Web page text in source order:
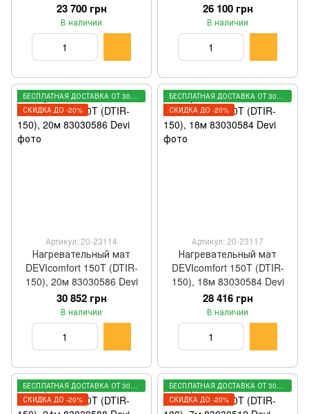
23 700 грн
В наличии
26 100 грн
В наличии
БЕСПЛАТНАЯ ДОСТАВКА ОТ 3000 ГРН
СКИДКА ДО -20%
Артикул: 20-23114
Нагревательный мат
DEVIcomfort 150T (DTIR-
150), 20м 83030586 Devi
30 852 грн
В наличии
БЕСПЛАТНАЯ ДОСТАВКА ОТ 3000 ГРН
СКИДКА ДО -20%
Артикул: 20-23117
Нагревательный мат
DEVIcomfort 150T (DTIR-
150), 18м 83030584 Devi
28 416 грн
В наличии
БЕСПЛАТНАЯ ДОСТАВКА ОТ 3000 ГРН
СКИДКА ДО -20%
БЕСПЛАТНАЯ ДОСТАВКА ОТ 3000 ГРН
СКИДКА ДО -20%